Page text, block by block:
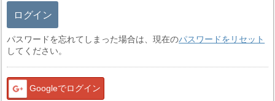
ログイン
パスワードを忘れてしまった場合は、現在のパスワードをリセット
してください。
Googleでログイン